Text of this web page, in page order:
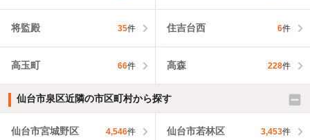
将監殿 35件 住吉台西 6件
高玉町 66件 高森 228件
仙台市泉区近隣の市区町村から探す
仙台市宮城野区 4,546件 仙台市若林区 3,453件